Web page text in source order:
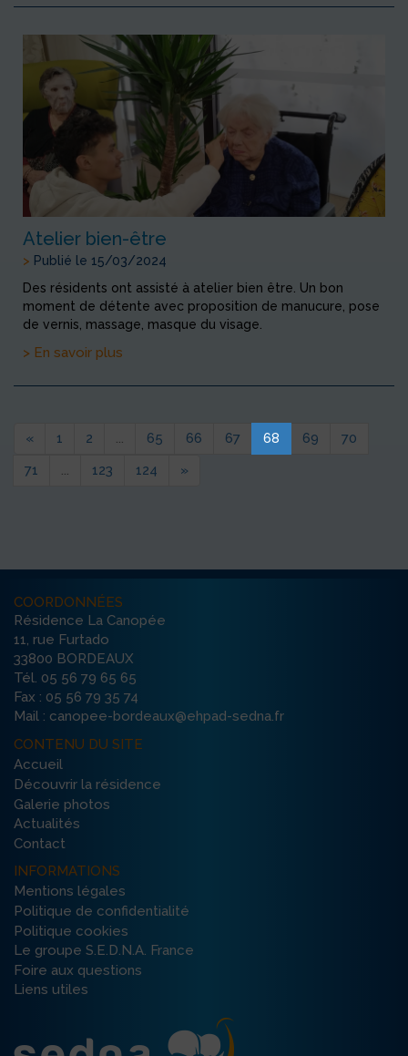
Atelier bien-être
> Publié le 15/03/2024
Des résidents ont assisté à atelier bien être. Un bon
moment de détente avec proposition de manucure, pose
de vernis, massage, masque du visage.
> En savoir plus
« 1 2 ... 65 66 67 68 69
70
71
... 123 124 »
COORDONNÉES
Résidence La Canopée
11, rue Furtado
33800 BORDEAUX
Tél. 05 56 79 65 65
Fax : 05 56 79 35 74
Mail : canopee-bordeaux@ehpad-sedna.fr
CONTENU DU SITE
Accueil
Découvrir la résidence
Galerie photos
Actualités
Contact
INFORMATIONS
Mentions légales
Politique de confidentialité
Politique cookies
Le groupe S.E.D.N.A. France
Foire aux questions
Liens utiles